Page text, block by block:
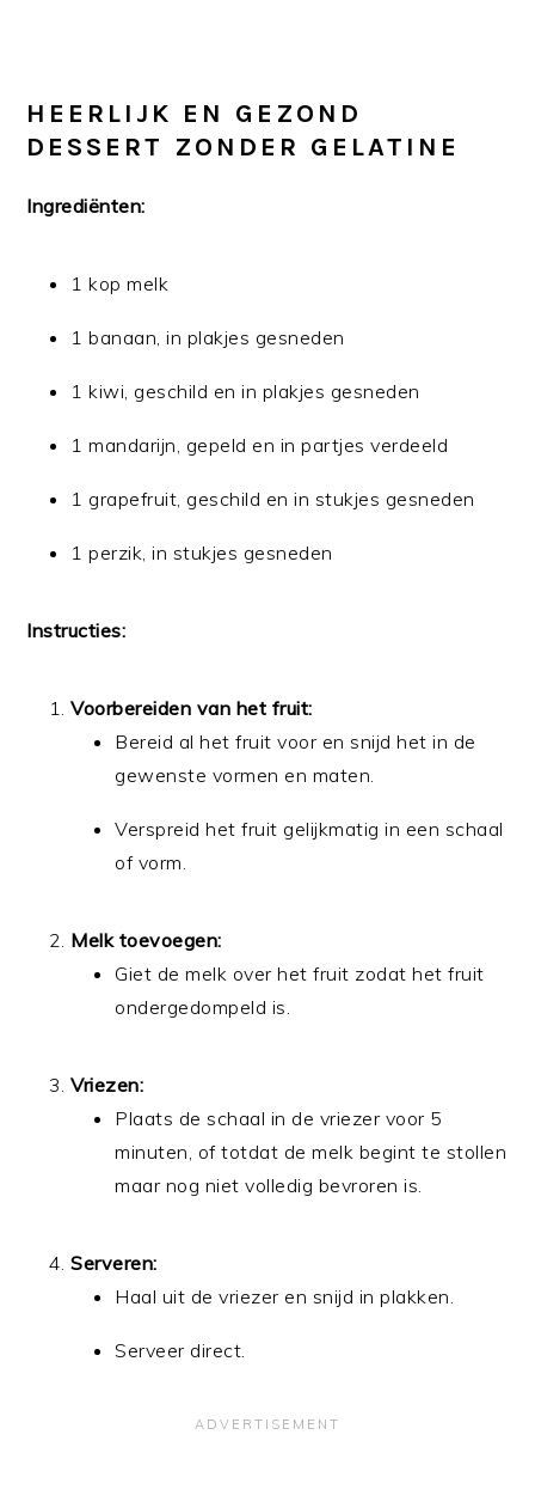
HEERLIJK EN GEZOND
DESSERT ZONDER GELATINE
Ingrediënten:
1 kop melk
1 banaan, in plakjes gesneden
1 kiwi, geschild en in plakjes gesneden
1 mandarijn, gepeld en in partjes verdeeld
1 grapefruit, geschild en in stukjes gesneden
1 perzik, in stukjes gesneden
Instructies:
Voorbereiden van het fruit:
Bereid al het fruit voor en snijd het in de
gewenste vormen en maten.
Verspreid het fruit gelijkmatig in een schaal
of vorm.
Melk toevoegen:
Giet de melk over het fruit zodat het fruit
ondergedompeld is.
Vriezen:
Plaats de schaal in de vriezer voor 5
minuten, of totdat de melk begint te stollen
maar nog niet volledig bevroren is.
Serveren:
Haal uit de vriezer en snijd in plakken.
Serveer direct.